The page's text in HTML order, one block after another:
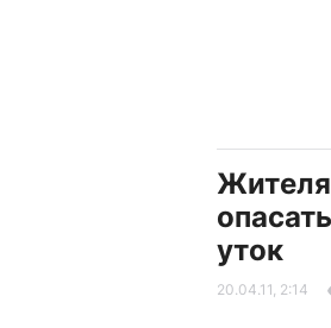
уток
20.04.11, 2:14